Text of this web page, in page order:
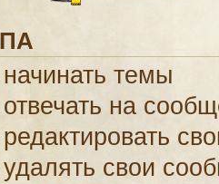
начинать темы
отвечать на
редактировать
удалять свои